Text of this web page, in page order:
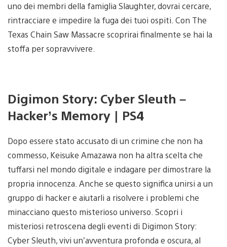
uno dei membri della famiglia Slaughter, dovrai cercare,
rintracciare e impedire la fuga dei tuoi ospiti. Con The
Texas Chain Saw Massacre scoprirai finalmente se hai la
stoffa per sopravvivere.
Digimon Story: Cyber Sleuth –
Hacker’s Memory | PS4
Dopo essere stato accusato di un crimine che non ha
commesso, Keisuke Amazawa non ha altra scelta che
tuffarsi nel mondo digitale e indagare per dimostrare la
propria innocenza. Anche se questo significa unirsi a un
gruppo di hacker e aiutarli a risolvere i problemi che
minacciano questo misterioso universo. Scopri i
misteriosi retroscena degli eventi di Digimon Story:
Cyber Sleuth, vivi un’avventura profonda e oscura, al